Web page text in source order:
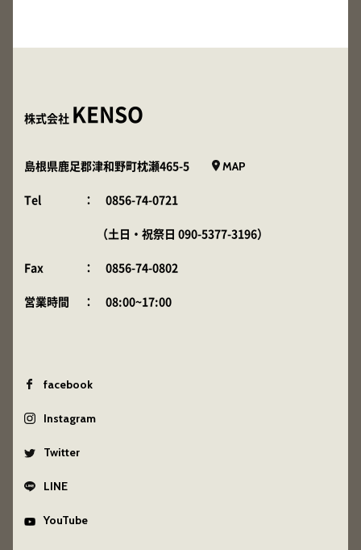
株式会社 KENSO
島根県鹿足郡津和野町枕瀬465-5 MAP
Tel ： 0856-74-0721
（土日・祝祭日 090-5377-3196）
Fax ： 0856-74-0802
営業時間 ： 08:00~17:00
facebook
Instagram
Twitter
LINE
YouTube